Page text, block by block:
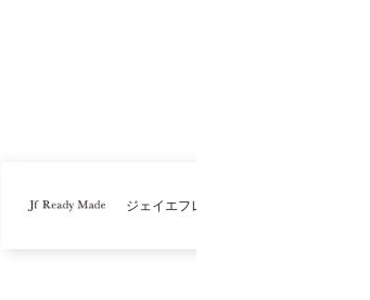
ジェイエフレディメイド